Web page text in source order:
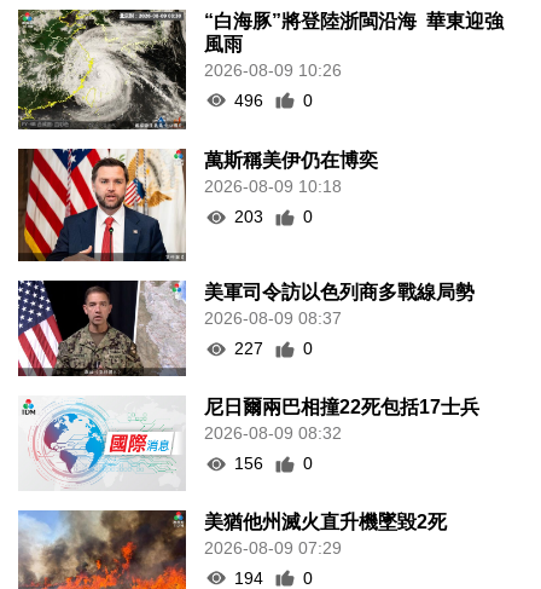
“白海豚”將登陸浙閩沿海 華東迎強
風雨
2026-08-09 10:26
496
0
萬斯稱美伊仍在博奕
2026-08-09 10:18
203
0
美軍司令訪以色列商多戰線局勢
2026-08-09 08:37
227
0
尼日爾兩巴相撞22死包括17士兵
2026-08-09 08:32
156
0
美猶他州滅火直升機墜毀2死
2026-08-09 07:29
194
0